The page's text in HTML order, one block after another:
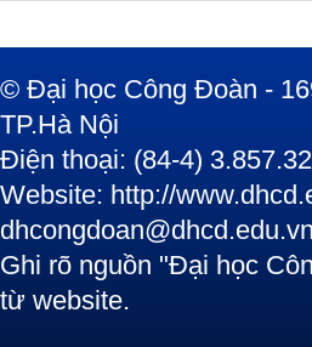
© Đại học Công Đoàn -
TP.Hà Nội
Điện thoại: (84-4)
Website: http://
dhcongdoan@dhcd.edu.vn
Ghi rõ nguồn "Đại học
từ website.